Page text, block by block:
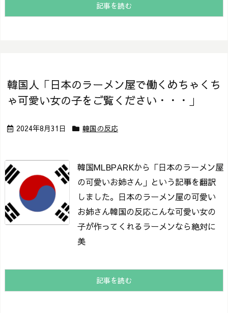
記事を読む
韓国人「日本のラーメン屋で働くめちゃくち
ゃ可愛い女の子をご覧ください・・・」
2024年8月31日 韓国の反応
韓国MLBPARKから「日本のラーメン屋
の可愛いお姉さん」という記事を翻訳
しました。 日本のラーメン屋の可愛い
お姉さん韓国の反応こんな可愛い女の
子が作ってくれるラーメンなら絶対に
美
記事を読む